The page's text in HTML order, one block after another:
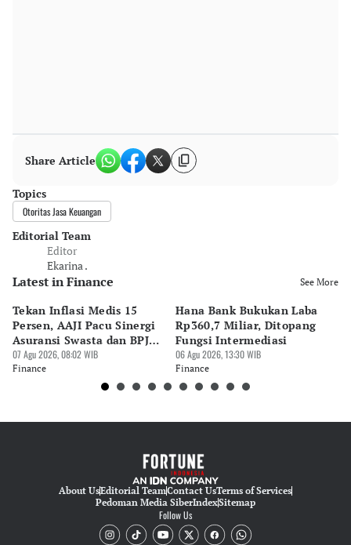
Share Article
Topics
Otoritas Jasa Keuangan
Editorial Team
Editor
Ekarina .
Latest in Finance See More
Tekan Inflasi Medis 15
Persen, AAJI Pacu Sinergi
Asuransi Swasta dan BPJS
Kesehatan
07 Agu 2026, 08:02 WIB
Finance
Hana Bank Bukukan Laba
Rp360,7 Miliar, Ditopang
Fungsi Intermediasi
06 Agu 2026, 13:30 WIB
Finance
About UsEditorial TeamContact UsTerms of Services
Pedoman Media SiberIndexSitemap
Follow Us